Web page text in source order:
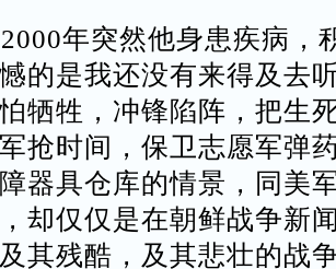
年突然他身患疾病，
的是我还没有来得及去
牺牲，冲锋陷阵，把生
抢时间，保卫志愿军弹
器具仓库的情景，同美
却仅仅是在朝鲜战争新
其残酷，及其悲壮的战